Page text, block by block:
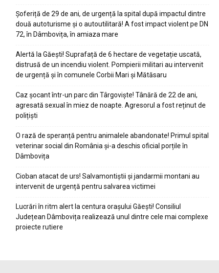
Șoferiță de 29 de ani, de urgență la spital după impactul dintre
două autoturisme și o autoutilitară! A fost impact violent pe DN
72, în Dâmbovița, în amiaza mare
Alertă la Găești! Suprafață de 6 hectare de vegetație uscată,
distrusă de un incendiu violent. Pompierii militari au intervenit
de urgență și în comunele Corbii Mari și Mătăsaru
Caz șocant într-un parc din Târgoviște! Tânără de 22 de ani,
agresată sexual în miez de noapte. Agresorul a fost reținut de
polițiști
O rază de speranță pentru animalele abandonate! Primul spital
veterinar social din România și-a deschis oficial porțile în
Dâmbovița
Cioban atacat de urs! Salvamontiștii și jandarmii montani au
intervenit de urgență pentru salvarea victimei
Lucrări în ritm alert la centura orașului Găești! Consiliul
Județean Dâmbovița realizează unul dintre cele mai complexe
proiecte rutiere